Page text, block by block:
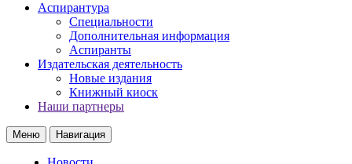
Аспирантура
Специальности
Дополнительная информация
Аспиранты
Издательская деятельность
Новые издания
Книжный киоск
Наши партнеры
Меню Навигация